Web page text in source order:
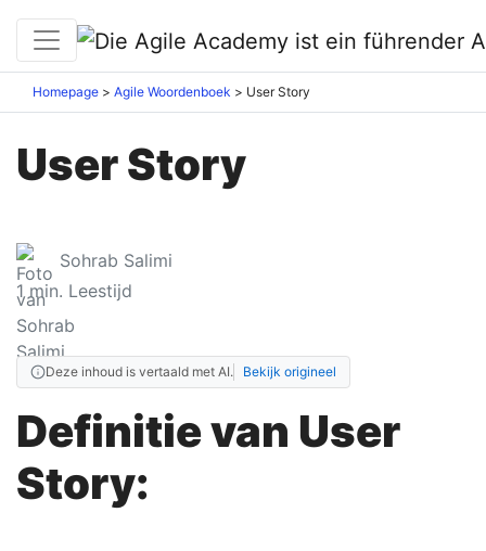
Homepage Agile Woordenboek User Story
User Story
Sohrab Salimi
1min. Leestijd
Deze inhoud is vertaald met AI. Bekijk origineel
Definitie van User
Story: